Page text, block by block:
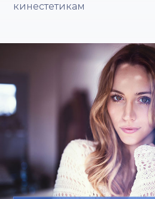
кинестетикам